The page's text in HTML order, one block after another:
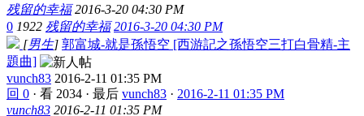
残留的幸福 2016-3-20 04:30 PM
0 1922 残留的幸福 2016-3-20 04:30 PM
[男生] 郭富城-就是孫悟空 [西游記之孫悟空三打白骨精-主
題曲]
vunch83 2016-2-11 01:35 PM
回 0 · 看 2034 · 最后 vunch83 · 2016-2-11 01:35 PM
vunch83 2016-2-11 01:35 PM